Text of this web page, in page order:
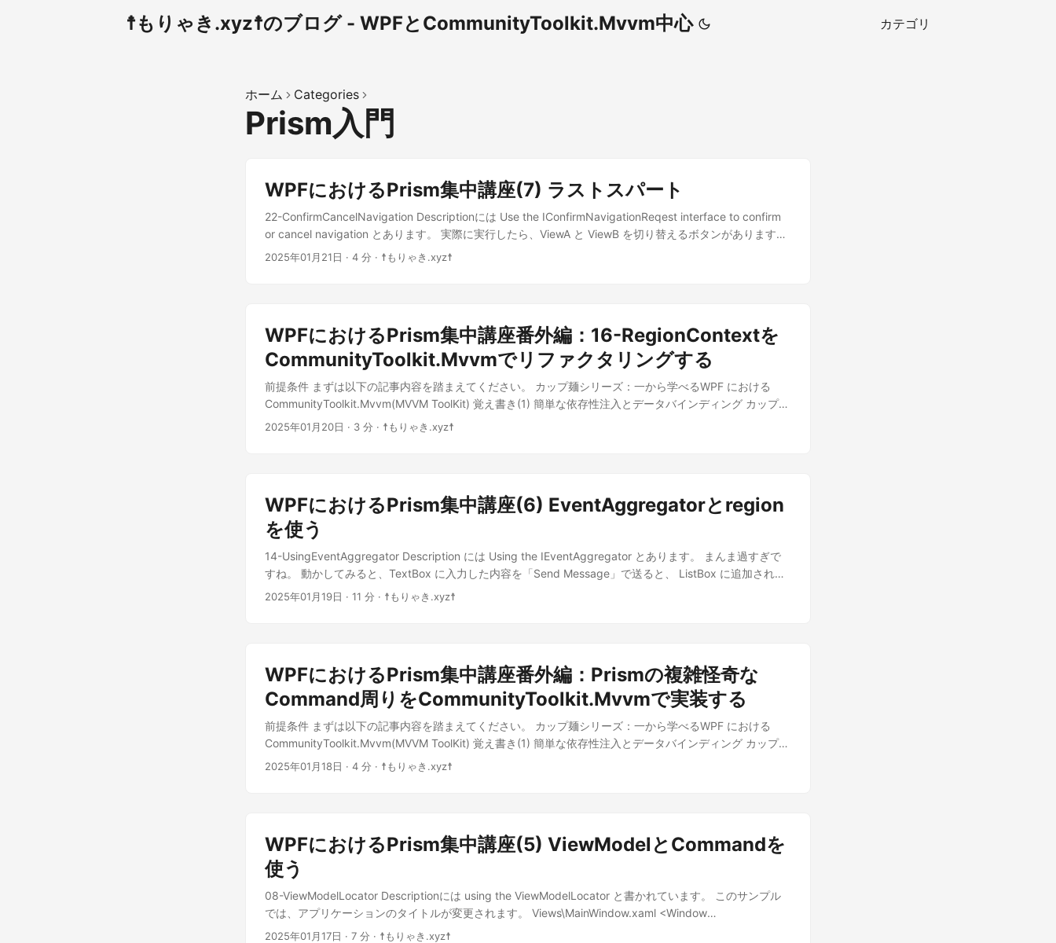
☨もりゃき.xyz☨のブログ - WPFとCommunityToolkit.Mvvm中心 カテゴリ
ホーム Categories
Prism入門
WPFにおけるPrism集中講座(7) ラストスパート
22-ConfirmCancelNavigation Descriptionには Use the IConfirmNavigationReqest interface to confirm
or cancel navigation とあります。 実際に実行したら、ViewA と ViewB を切り替えるボタンがあります
が… ViewA から ViewB に切り替える時にはメッセージボックスが出るのに、 ViewB から ViewA に切り替
navigationContext, Action<bool> continuationCallback) { bool result = true; if (MessageBox.Show("Do
you to navigate?", "Navigate?", MessageBoxButton.YesNo) == MessageBoxResult.No) result = false;
continuationCallback(result); } public bool IsNavigationTarget(NavigationContext navigationContext) {
return true; } public void OnNavigatedFrom(NavigationContext navigationContext) { } public void
OnNavigatedTo(NavigationContext navigationContext) { } } } ModuleA 内の
ViewModels\ViewBViewModel.cs namespace ModuleA.ViewModels { public class ViewBViewModel :
2025年01月21日 · 4 分 · ☨もりゃき.xyz☨
WPFにおけるPrism集中講座番外編：16-RegionContextを
CommunityToolkit.Mvvmでリファクタリングする
前提条件 まずは以下の記事内容を踏まえてください。 カップ麺シリーズ：一から学べるWPF における
CommunityToolkit.Mvvm(MVVM ToolKit) 覚え書き(1) 簡単な依存性注入とデータバインディング カップ麺
シリーズ：一から学べる、WPF における CommunityToolkit.Mvvm(MVVM ToolKit) 覚え書き(2) 依存性注
にやって良いとお許しがでましたので、バンバン変えていきますよ！ プロジェクトを作りましょう。
Visual Studioで「WPFアプリケーション」を選んで、ソリューション名は「BusinessPersonsSample」、
フレームワークは「.NET 9」選択ね！ 次に、NuGet経由で「CommunityToolkit.Mvvm」と
「Microsoft.Extensions.DependencyInjection」をいつもの通りにインストールしましょうね！ 繰り返す
けど、CommunityToolkit.Mvvm V8 を使うから、エラーが出たらとりあえずリビルドしてね、お姉さんと
の約束よ！ DI の設定よ はい、これを App.xaml.cs に適切にコピペしちゃいましょう！ public partial
(App)Application.Current; /// <summary> /// サービスプロバイダです /// </summary> public
IServiceProvider Services { get; } /// <summary> /// サービスを登録します /// </summary> ///
<returns></returns> private static ServiceProvider ConfigureServices() { var services = new
services.AddSingleton<IMainWindowViewModel, MainWindowViewModel>(); return
services.BuildServiceProvider(); } } フォルダの作成と準備 まずはプロジェクトに Views と ViewModels、
Models フォルダを作るわよ。 ...
2025年01月20日 · 3 分 · ☨もりゃき.xyz☨
WPFにおけるPrism集中講座(6) EventAggregatorとregion
を使う
14-UsingEventAggregator Description には Using the IEventAggregator とあります。 まんま過すぎで
すね。 動かしてみると、TextBox に入力した内容を「Send Message」で送ると、 ListBox に追加される
というサンプルのようです。 UsingEventAggregator 内の App.xaml.cs using System.Windows; using
ConfigureModuleCatalog(IModuleCatalog moduleCatalog) {
moduleCatalog.AddModule<ModuleA.ModuleAModule>();
moduleCatalog.AddModule<ModuleB.ModuleBModule>(); } } } UsingEventAggregator 内の
Views\MainWindow.xaml <Window x:Class="UsingEventAggregator.Views.MainWindow"
xmlns="http://schemas.microsoft.com/winfx/2006/xaml/presentation"
xmlns:x="http://schemas.microsoft.com/winfx/2006/xaml" xmlns:prism="http://prismlibrary.com/"
prism:RegionManager.RegionName="LeftRegion" /> <ContentControl Grid.Column="1"
prism:RegionManagerRegionName="RightRegion" /> </Grid> </Window> UsingEventAggregator 内の
ViewsModels\MainWindowViewModel.cs namespace UsingEventAggregator.ViewModels { public class
Title { get { return _title; } set { SetProperty(ref _title, value); } } public MainWindowViewModel() { } } }
ModuleA プロジェクトと ModuleB プロジェクトを ContentControl で読み込んでいるようです。 ...
2025年01月19日 · 11 分 · ☨もりゃき.xyz☨
WPFにおけるPrism集中講座番外編：Prismの複雑怪奇な
Command周りをCommunityToolkit.Mvvmで実装する
前提条件 まずは以下の記事内容を踏まえてください。 カップ麺シリーズ：一から学べるWPF における
CommunityToolkit.Mvvm(MVVM ToolKit) 覚え書き(1) 簡単な依存性注入とデータバインディング カップ麺
シリーズ：一から学べる、WPF における CommunityToolkit.Mvvm(MVVM ToolKit) 覚え書き(2) 依存性注
ェクトを作りましょう。 Visual Studioで「WPFアプリケーション」を選んで、ソリューション名は
「TabCommandSample」、フレームワークは「.NET 9」選択でいいでしょう！ 次に、NuGet経由で
「CommunityToolkit.Mvvm」と「Microsoft.Extensions.DependencyInjection」をいつもの通りにインス
トールしましょうね！ あ、CommunityToolkit.Mvvm V8 を使うから、エラーが出たらとりあえずリビルド
してね、お姉さんとの約束よ！ 次は DI の設定よ！こんなの App.xaml.cs に書くだけなんだから、たくさ
んアプリケーション作る人はコピペできるようにしとくのが賢い子☆ public partial class App :
2025年01月18日 · 4 分 · ☨もりゃき.xyz☨
WPFにおけるPrism集中講座(5) ViewModelとCommandを
使う
08-ViewModelLocator Descriptionには using the ViewModelLocator と書かれています。 このサンプル
では、アプリケーションのタイトルが変更されます。 Views\MainWindow.xaml <Window
x:Class="ViewModelLocator.Views.MainWindow"
2025年01月17日 · 7 分 · ☨もりゃき.xyz☨